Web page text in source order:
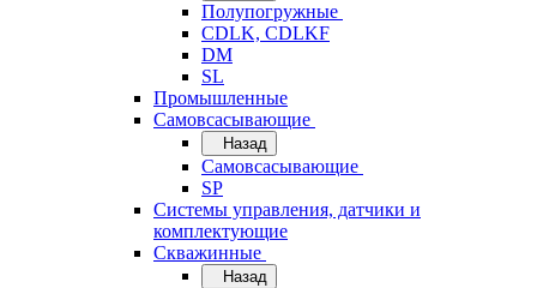
Полупогружные
CDLK, CDLKF
DM
SL
Промышленные
Самовсасывающие
Назад
Самовсасывающие
SP
Системы управления, датчики и
комплектующие
Скважинные
Назад